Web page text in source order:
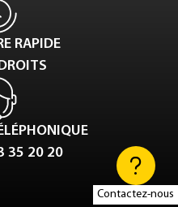
Contactez-nous
RAPIDE
35 20 20